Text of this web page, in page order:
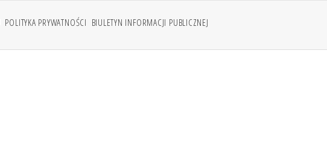
POLITYKA PRYWATNOŚCI BIULETYN INFORMACJI PUBLICZNEJ